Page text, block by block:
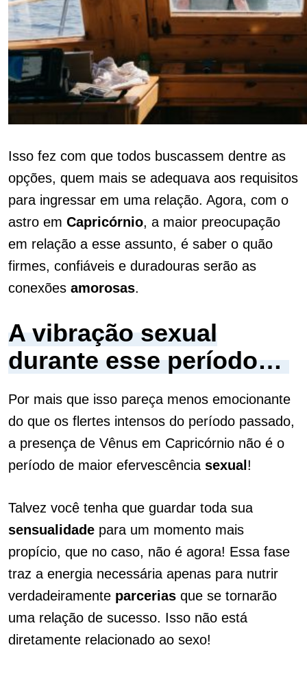
Isso fez com que todos buscassem dentre as
opções, quem mais se adequava aos requisitos
para ingressar em uma relação. Agora, com o
astro em Capricórnio, a maior preocupação
em relação a esse assunto, é saber o quão
firmes, confiáveis e duradouras serão as
conexões amorosas.
A vibração sexual
durante esse período…
Por mais que isso pareça menos emocionante
do que os flertes intensos do período passado,
a presença de Vênus em Capricórnio não é o
período de maior efervescência sexual !
Talvez você tenha que guardar toda sua
sensualidade para um momento mais
propício, que no caso, não é agora! Essa fase
traz a energia necessária apenas para nutrir
verdadeiramente parcerias que se tornarão
uma relação de sucesso. Isso não está
diretamente relacionado ao sexo!